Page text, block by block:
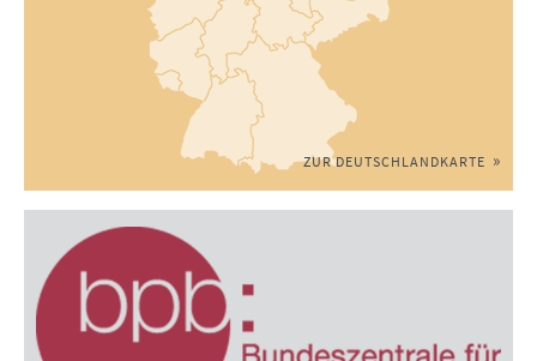
ZUR DEUTSCHLANDKARTE